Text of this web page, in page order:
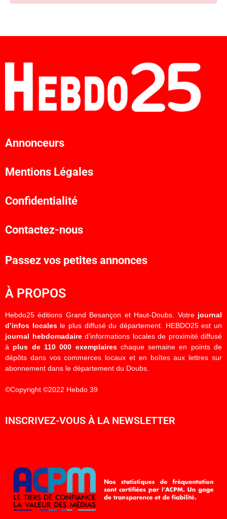
Annonceurs
Mentions Légales
Confidentialité
Contactez-nous
Passez vos petites annonces
À PROPOS
Hebdo25 éditions Grand Besançon et Haut-Doubs. Votre journal
d’infos localesle plus diffusé du département. HEBDO25 est un
journal hebdomadaired’informations locales de proximité diffusé
à plus de 110 000 exemplaireschaque semaine en points de
dépôts dans vos commerces locaux et en boîtes aux lettres sur
abonnement dans le département du Doubs.
©Copyright ©2022 Hebdo 39
INSCRIVEZ-VOUS À LA NEWSLETTER